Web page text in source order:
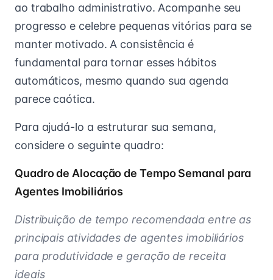
ao trabalho administrativo. Acompanhe seu
progresso e celebre pequenas vitórias para se
manter motivado. A consistência é
fundamental para tornar esses hábitos
automáticos, mesmo quando sua agenda
parece caótica.
Para ajudá-lo a estruturar sua semana,
considere o seguinte quadro:
Quadro de Alocação de Tempo Semanal para
Agentes Imobiliários
Distribuição de tempo recomendada entre as
principais atividades de agentes imobiliários
para produtividade e geração de receita
ideais